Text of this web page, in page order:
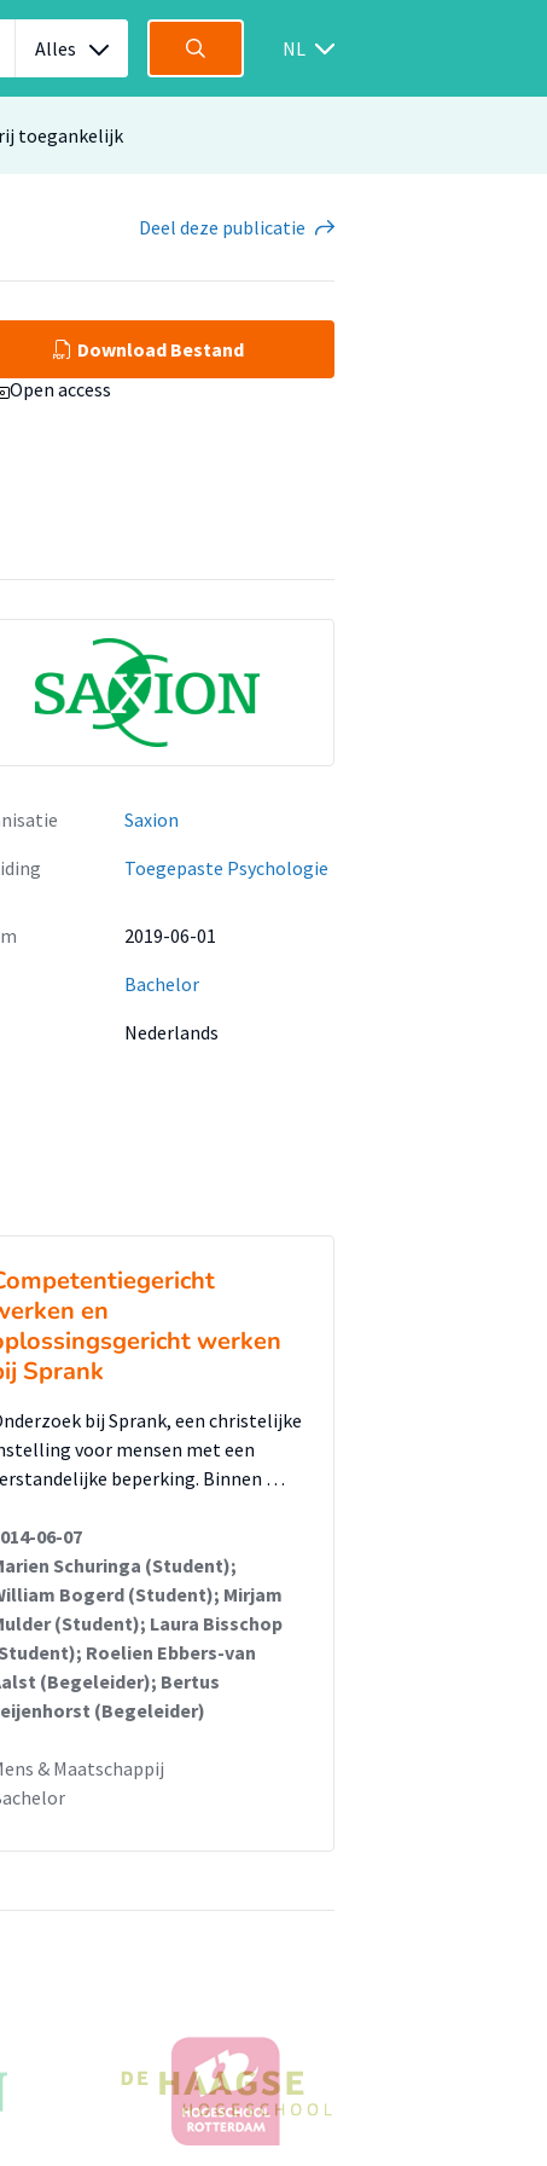
Alles NL
toegankelijk
Deel deze publicatie
Download Bestand
Open access
Saxion
Toegepaste Psychologie
2019-06-01
Bachelor
Nederlands
en
werken
Sprank
bij Sprank, een christelijke
voor mensen met een
beperking. Binnen …
06-07
Schuringa (Student);
Bogerd (Student); Mirjam
(Student); Laura Bisschop
Roelien Ebbers-van
(Begeleider); Bertus
(Begeleider)
& Maatschappij